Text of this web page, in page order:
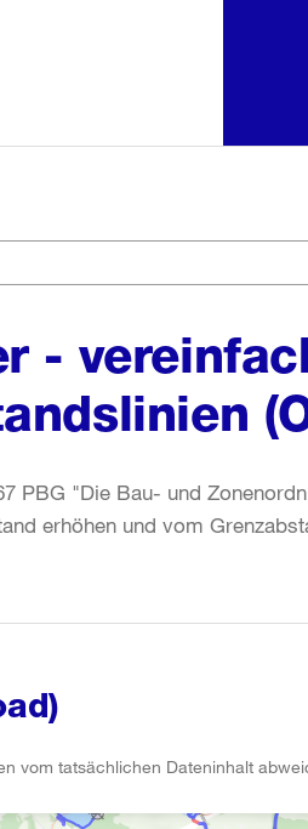
-
PBG "Die Bau- und
erhöhen und vom
vom tatsächlichen Dateninhalt